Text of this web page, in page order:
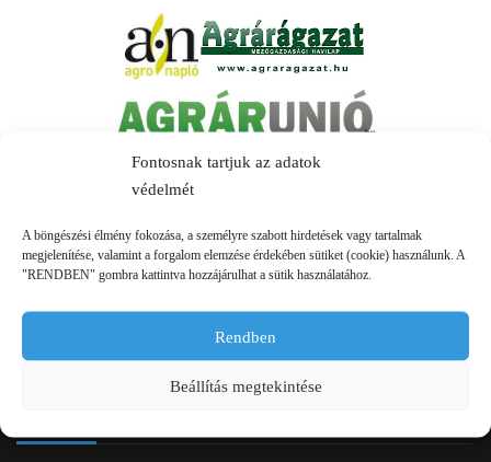
Fontosnak tartjuk az adatok
védelmét
A böngészési élmény fokozása, a személyre szabott hirdetések vagy tartalmak
megjelenítése, valamint a forgalom elemzése érdekében sütiket (cookie) használunk. A
"RENDBEN" gombra kattintva hozzájárulhat a sütik használatához.
Rendben
Beállítás megtekintése